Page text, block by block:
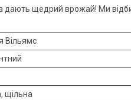
дають щедрий врожай! Ми
Вільямс
щільна